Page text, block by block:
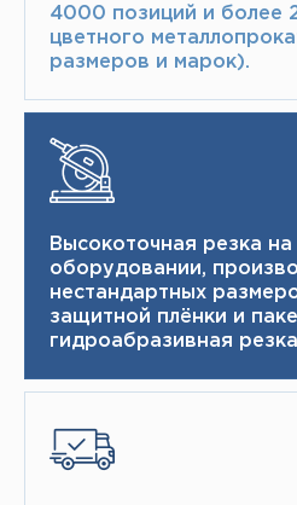
4000 позиций и более
цветного
размеров и марок).
Высокоточная резка
оборудовании,
нестандартных
защитной плёнки и
гидроабразивная